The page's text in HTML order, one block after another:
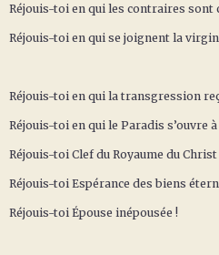
Réjouis-toi en qui les contraires sont
Réjouis-toi en qui se joignent la
Réjouis-toi en qui la transgression
Réjouis-toi en qui le Paradis s’ouvre à
Réjouis-toi Clef du Royaume du Christ
Réjouis-toi Espérance des biens
Réjouis-toi Épouse inépousée !